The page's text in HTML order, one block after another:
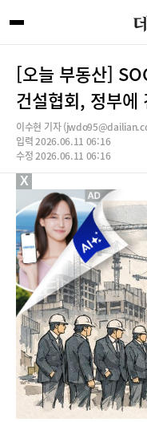
[오늘 부동산]
건설협회, 정부에
이수현 기자
입력 2026.06.11 06:16
수정 2026.06.11 06:16
X